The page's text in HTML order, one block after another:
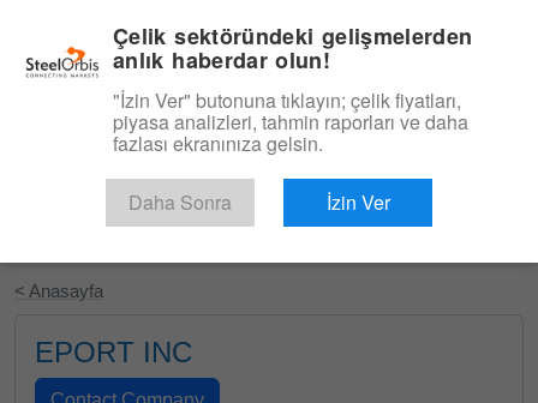
Ücretsiz Deneyin
< Anasayfa
EPORT INC
Çelik sektöründeki gelişmelerden
anlık haberdar olun!
"İzin Ver" butonuna tıklayın; çelik fiyatları,
piyasa analizleri, tahmin raporları ve daha
fazlası ekranınıza gelsin.
Daha Sonra İzin Ver